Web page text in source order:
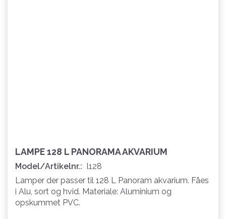
LAMPE 128 L PANORAMA AKVARIUM
Model/Artikelnr.: l128
Lamper der passer til 128 L Panoram akvarium. Fåes
i Alu, sort og hvid. Materiale: Aluminium og
opskummet PVC.